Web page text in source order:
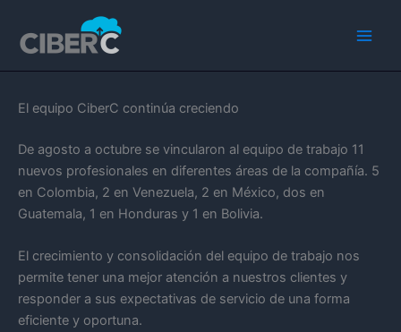
contenido
El equipo CiberC continúa creciendo
De agosto a octubre se vincularon al equipo de trabajo 11
nuevos profesionales en diferentes áreas de la compañía. 5
en Colombia, 2 en Venezuela, 2 en México, dos en
Guatemala, 1 en Honduras y 1 en Bolivia.
El crecimiento y consolidación del equipo de trabajo nos
permite tener una mejor atención a nuestros clientes y
responder a sus expectativas de servicio de una forma
eficiente y oportuna.